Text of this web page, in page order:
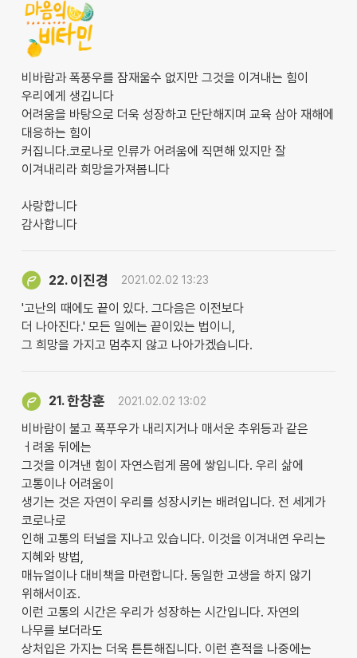
비바람과 폭풍우를 잠재울수 없지만 그것을 이겨내는 힘이
우리에게 생깁니다
어려움을 바탕으로 더욱 성장하고 단단해지며 교육 삼아 재해에
대응하는 힘이
커집니다.코로나로 인류가 어려움에 직면해 있지만 잘
이겨내리라 희망을가져봅니다
사랑합니다
감사합니다
22. 이진경 2021.02.02 13:23
'고난의 때에도 끝이 있다. 그다음은 이전보다
더 나아진다.' 모든 일에는 끝이있는 법이니,
그 희망을 가지고 멈추지 않고 나아가겠습니다.
21.한창훈 2021.02.02 13:02
비바람이 불고 폭푸우가 내리지거나 매서운 추위등과 같은
ㅓ려움 뒤에는
그것을 이겨낸 힘이 자연스럽게 몸에 쌓입니다. 우리 삶에
고통이나 어려움이
생기는 것은 자연이 우리를 성장시키는 배려입니다. 전 세게가
코로나로
인해 고통의 터널을 지나고 있습니다. 이것을 이겨내연 우리는
지혜와 방법,
매뉴얼이나 대비책을 마련합니다. 동일한 고생을 하지 않기
위해서이죠.
이런 고통의 시간은 우리가 성장하는 시간입니다. 자연의
나무를 보더라도
상처입은 가지는 더욱 튼튼해집니다. 이런 흔적을 나중에는